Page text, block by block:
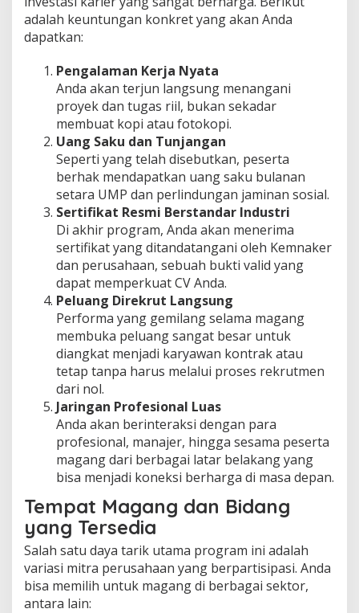
adalah keuntungan konkret yang akan Anda
dapatkan:
Pengalaman Kerja Nyata
Anda akan terjun langsung menangani
proyek dan tugas riil, bukan sekadar
membuat kopi atau fotokopi.
Uang Saku dan Tunjangan
Seperti yang telah disebutkan, peserta
berhak mendapatkan uang saku bulanan
setara UMP dan perlindungan jaminan sosial.
Sertifikat Resmi Berstandar Industri
Di akhir program, Anda akan menerima
sertifikat yang ditandatangani oleh Kemnaker
dan perusahaan, sebuah bukti valid yang
dapat memperkuat CV Anda.
Peluang Direkrut Langsung
Performa yang gemilang selama magang
membuka peluang sangat besar untuk
diangkat menjadi karyawan kontrak atau
tetap tanpa harus melalui proses rekrutmen
dari nol.
Jaringan Profesional Luas
Anda akan berinteraksi dengan para
profesional, manajer, hingga sesama peserta
magang dari berbagai latar belakang yang
bisa menjadi koneksi berharga di masa depan.
Tempat Magang dan Bidang
yang Tersedia
Salah satu daya tarik utama program ini adalah
variasi mitra perusahaan yang berpartisipasi. Anda
bisa memilih untuk magang di berbagai sektor,
antara lain: